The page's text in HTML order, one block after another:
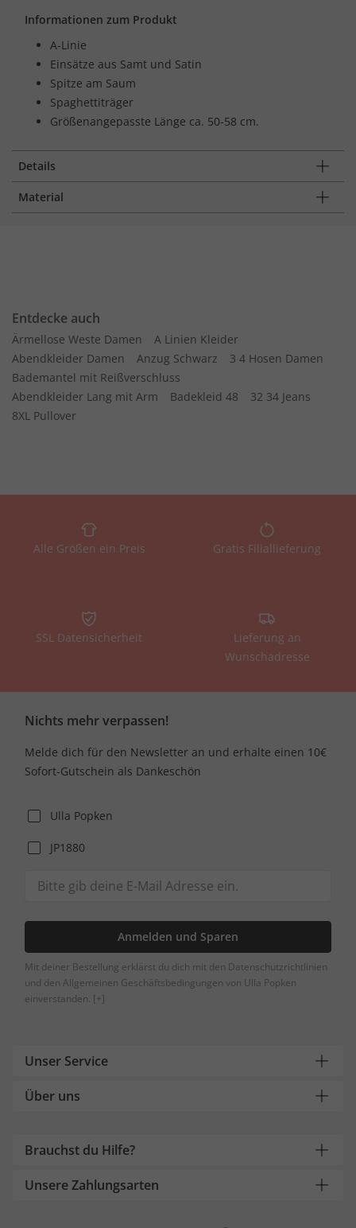
Informationen zum Produkt
A-Linie
Einsätze aus Samt und Satin
Spitze am Saum
Spaghettiträger
Größenangepasste Länge ca. 50-58 cm.
Details
Material
Entdecke auch
Ärmellose Weste Damen
A Linien Kleider
Abendkleider Damen
Anzug Schwarz
3 4 Hosen Damen
Bademantel mit Reißverschluss
Abendkleider Lang mit Arm
Badekleid 48
32 34 Jeans
8XL Pullover
Alle Größen ein Preis Gratis Filiallieferung
SSL Datensicherheit
Lieferung an
Wunschadresse
Nichts mehr verpassen!
Melde dich für den Newsletter an und erhalte einen 10€
Sofort-Gutschein als Dankeschön
Ulla Popken
JP1880
Anmelden und Sparen
Mit deiner Bestellung erklärst du dich mit den Datenschutzrichtlinien
und den Allgemeinen Geschäftsbedingungen von Ulla Popken
einverstanden. [+]
Unser Service
Über uns
Brauchst du Hilfe?
Unsere Zahlungsarten